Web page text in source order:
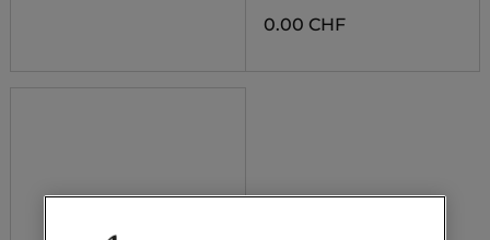
0.00 CHF